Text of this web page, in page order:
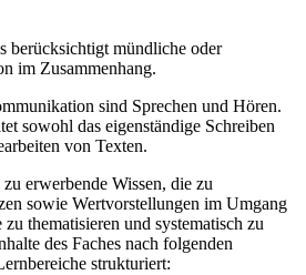
berücksichtigt mündliche oder
im Zusammenhang.
sind Sprechen und Hören.
sowohl das eigenständige Schreiben
von Texten.
erwerbende Wissen, die zu
sowie Wertvorstellungen im Umgang
thematisieren und systematisch zu
des Faches nach folgenden
strukturiert: